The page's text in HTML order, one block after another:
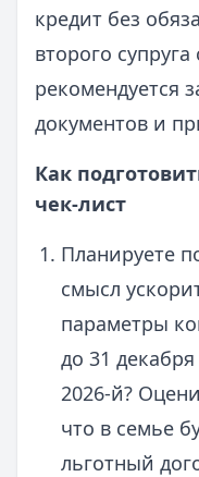
кредит без
второго
рекомендуется
документов и
Как
чек‑лист
Планируете
смысл
параметры
до 31
2026-й?
что в семье
льготный